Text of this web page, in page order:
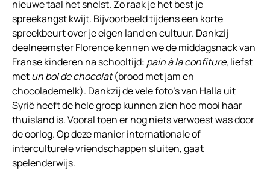
nieuwe taal het snelst. Zo raak je het best je
spreekangst kwijt. Bijvoorbeeld tijdens een korte
spreekbeurt over je eigen land en cultuur. Dankzij
deelneemster Florence kennen we de middagsnack van
Franse kinderen na schooltijd: pain à la confiture, liefst
metun bol de chocolat(brood met jam en
chocolademelk). Dankzij de vele foto’s van Halla uit
Syrië heeft de hele groep kunnen zien hoe mooi haar
thuisland is. Vooral toen er nog niets verwoest was door
de oorlog. Op deze manier internationale of
interculturele vriendschappen sluiten, gaat
spelenderwijs.